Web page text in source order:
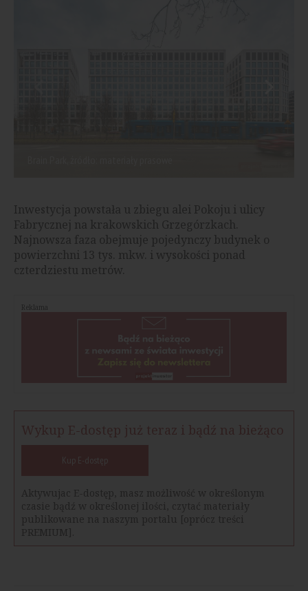
Inwestycja powstała u zbiegu alei Pokoju i ulicy
Fabrycznej na krakowskich Grzegórzkach.
Najnowsza faza obejmuje pojedynczy budynek o
powierzchni 13 tys. mkw. i wysokości ponad
czterdziestu metrów.
Reklama
Wykup E-dostęp już teraz i bądź na bieżąco
Kup E-dostęp
Aktywujac E-dostęp, masz możliwość w określonym
czasie bądź w określonej ilości, czytać materiały
publikowane na naszym portalu [oprócz treści
PREMIUM].